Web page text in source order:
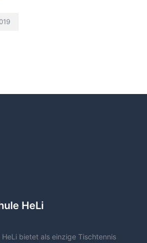
HeLi
bietet als einzige Tischtennis